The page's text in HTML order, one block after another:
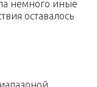
немного иные
оставалось